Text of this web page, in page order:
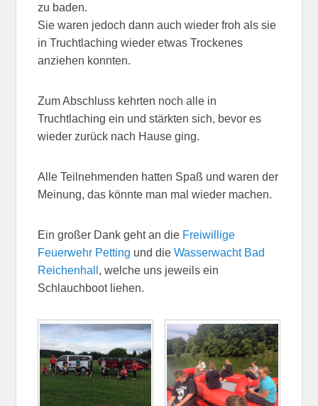
zu baden.
Sie waren jedoch dann auch wieder froh als sie
in Truchtlaching wieder etwas Trockenes
anziehen konnten.
Zum Abschluss kehrten noch alle in
Truchtlaching ein und stärkten sich, bevor es
wieder zurück nach Hause ging.
Alle Teilnehmenden hatten Spaß und waren der
Meinung, das könnte man mal wieder machen.
Ein großer Dank geht an die Freiwillige
Feuerwehr Petting und dieWasserwacht Bad
Reichenhall , welche uns jeweils ein
Schlauchboot liehen.